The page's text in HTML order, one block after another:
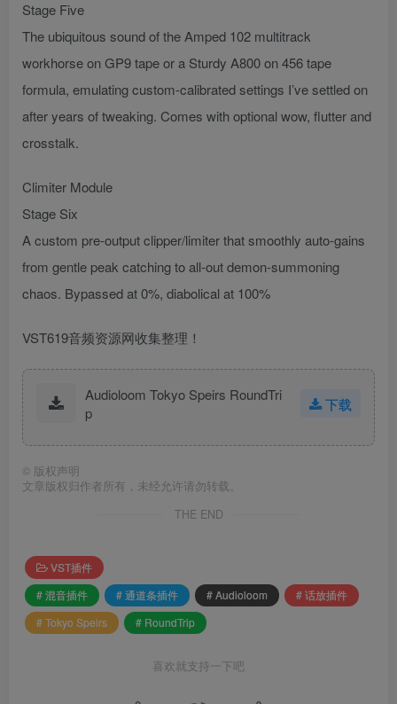
Stage Five
The ubiquitous sound of the Amped 102 multitrack
workhorse on GP9 tape or a Sturdy A800 on 456 tape
formula, emulating custom-calibrated settings I’ve settled on
after years of tweaking. Comes with optional wow, flutter and
crosstalk.
Climiter Module
Stage Six
A custom pre-output clipper/limiter that smoothly auto-gains
from gentle peak catching to all-out demon-summoning
chaos. Bypassed at 0%, diabolical at 100%
VST619音频资源网收集整理！
Audioloom Tokyo Speirs RoundTri
p
下载
© 版权声明
文章版权归作者所有，未经允许请勿转载。
THE END
VST插件
# 混音插件
# 通道条插件 # Audioloom
# 话放插件
# Tokyo Speirs
# RoundTrip
喜欢就支持一下吧